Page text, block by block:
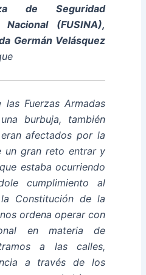
de Seguridad
(FUSINA),
Germán Velásquez
las Fuerzas Armadas
burbuja, también
afectados por la
un gran reto entrar y
estaba ocurriendo
cumplimiento al
Constitución de la
ordena operar con
en materia de
a las calles,
a través de los